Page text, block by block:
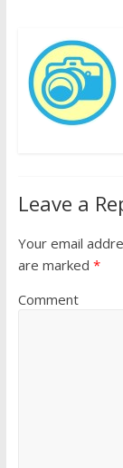
Leave a
Your email
are marked *
Comment